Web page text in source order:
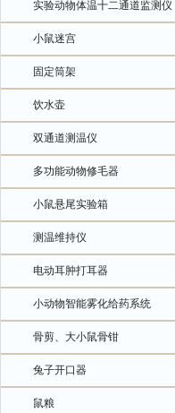
实验动物体温十二通道监测仪
小鼠迷宫
固定筒架
饮水壶
双通道测温仪
多功能动物修毛器
小鼠悬尾实验箱
测温维持仪
电动耳肿打耳器
小动物智能雾化给药系统
骨剪、大小鼠骨钳
兔子开口器
鼠粮